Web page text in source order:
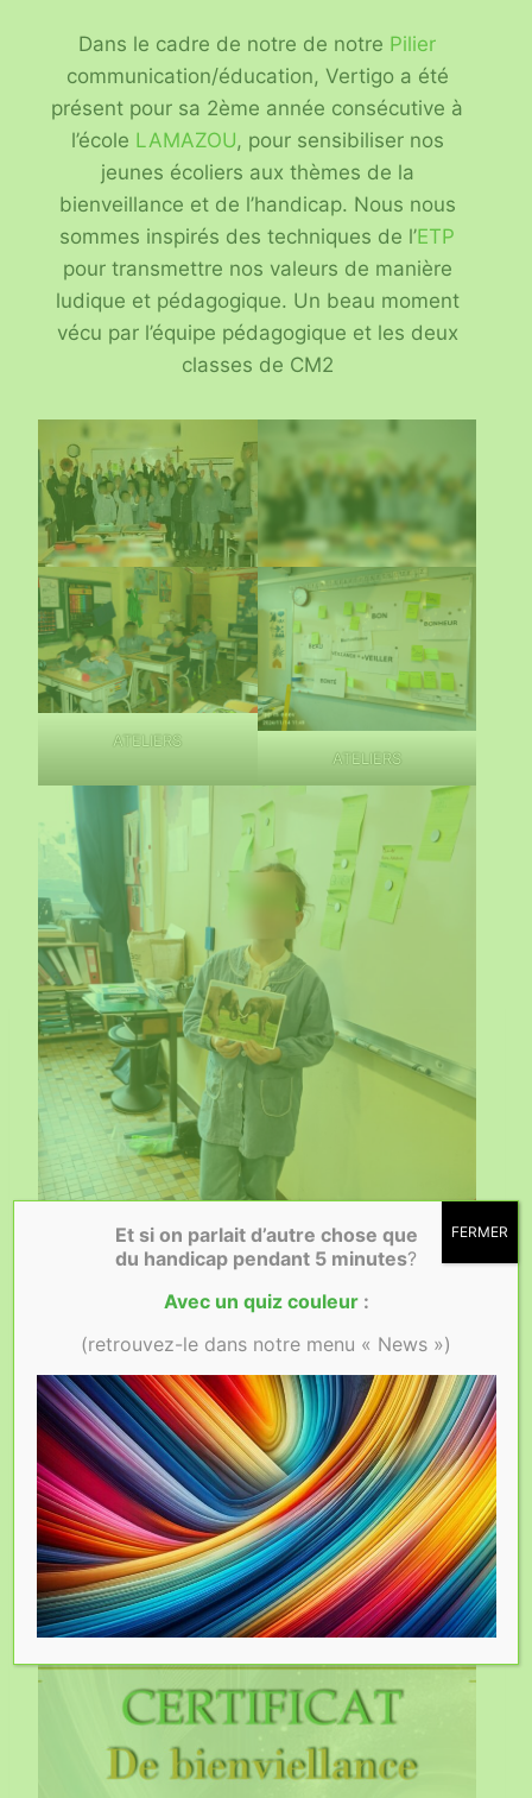
Dans le cadre de notre de notre Pilier
communication/éducation, Vertigo a été
présent pour sa 2ème année consécutive à
l’école LAMAZOU, pour sensibiliser nos
jeunes écoliers aux thèmes de la
bienveillance et de l’handicap. Nous nous
sommes inspirés des techniques de l’ETP
pour transmettre nos valeurs de manière
ludique et pédagogique. Un beau moment
vécu par l’équipe pédagogique et les deux
classes de CM2
ATELIERS
ATELIERS
ATELIER
En Novembre 2024, un beau moment vécu
par l’équipe pédagogique et les deux classes
de CM2 ( de Mme LAUNAY & Madame De
PONTIS) . Ci-dessus plusieurs ateliers.
Et si on parlait d’autre chose que
du handicap pendant 5 minutes?
Avec un quiz couleur :
(retrouvez-le dans notre menu « News »)
FERMER